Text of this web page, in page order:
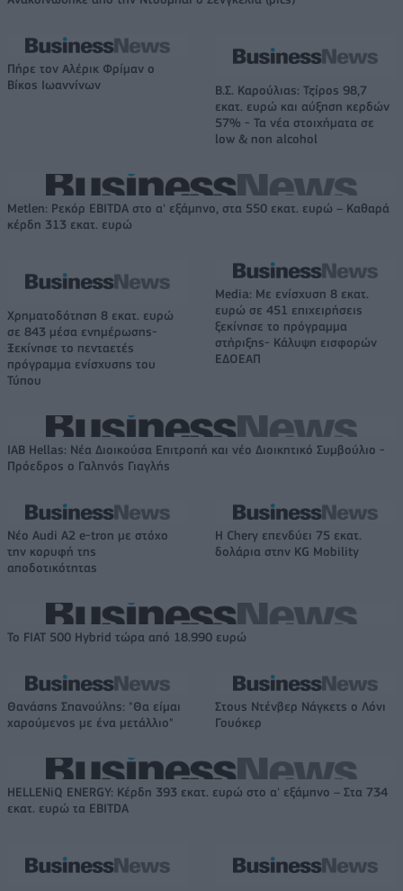
Πήρε τον Αλέρικ Φρίμαν ο
Βίκος Ιωαννίνων
Β.Σ. Καρούλιας: Τζίρος 98,7
εκατ. ευρώ και αύξηση κερδών
57% - Τα νέα στοιχήματα σε
low & non alcohol
Metlen: Ρεκόρ EBITDA στο α' εξάμηνο, στα 550 εκατ. ευρώ – Καθαρά
κέρδη 313 εκατ. ευρώ
Χρηματοδότηση 8 εκατ. ευρώ
σε 843 μέσα ενημέρωσης-
Ξεκίνησε το πενταετές
πρόγραμμα ενίσχυσης του
Τύπου
Media: Με ενίσχυση 8 εκατ.
ευρώ σε 451 επιχειρήσεις
ξεκίνησε το πρόγραμμα
στήριξης- Κάλυψη εισφορών
ΕΔΟΕΑΠ
IAB Hellas: Νέα Διοικούσα Επιτροπή και νέο Διοικητικό Συμβούλιο -
Πρόεδρος ο Γαληνός Γιαγλής
Νέο Audi A2 e-tron με στόχο
την κορυφή της
αποδοτικότητας
Η Chery επενδύει 75 εκατ.
δολάρια στην KG Mobility
Το FIAT 500 Hybrid τώρα από 18.990 ευρώ
Θανάσης Σπανούλης: "Θα είμαι
χαρούμενος με ένα μετάλλιο"
Στους Ντένβερ Νάγκετς ο Λόνι
Γουόκερ
HELLENiQ ENERGY: Κέρδη 393 εκατ. ευρώ στο α' εξάμηνο – Στα 734
εκατ. ευρώ τα EBITDA